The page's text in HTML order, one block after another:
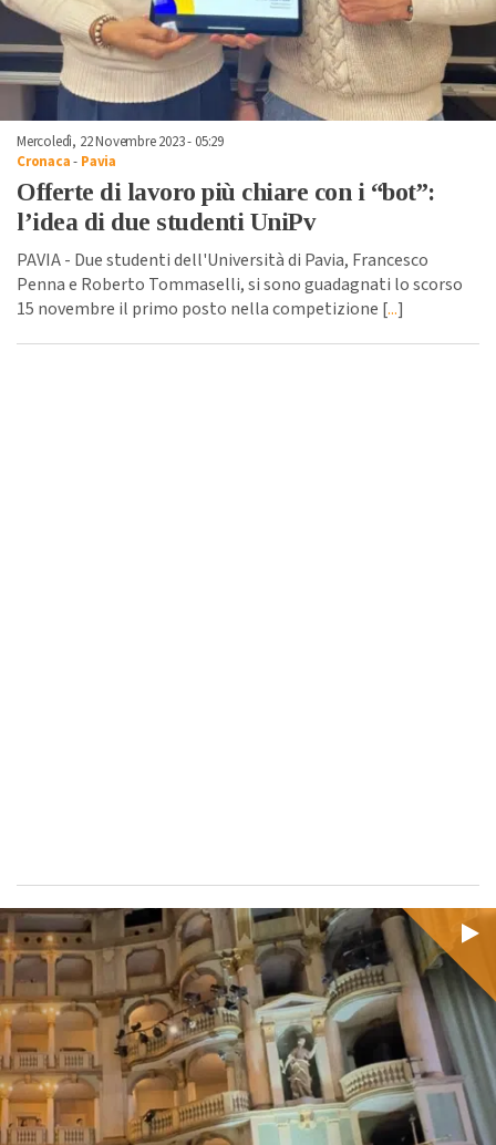
Mercoledì, 22 Novembre 2023 - 05:29
Cronaca- Pavia
Offerte di lavoro più chiare con i “bot”:
l’idea di due studenti UniPv
PAVIA - Due studenti dell'Università di Pavia, Francesco
Penna e Roberto Tommaselli, si sono guadagnati lo scorso
15 novembre il primo posto nella competizione [...]